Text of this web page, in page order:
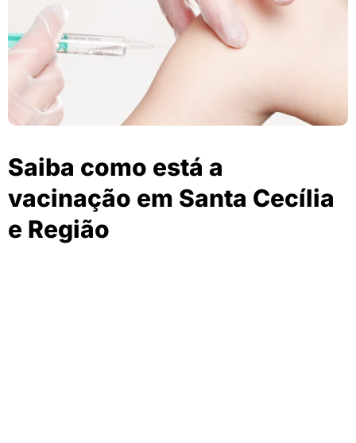
Saiba como está a
vacinação em Santa Cecília
e Região